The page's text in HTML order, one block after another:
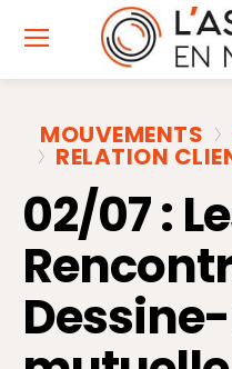
MOUVEMENTS
RELATION
02/07 :